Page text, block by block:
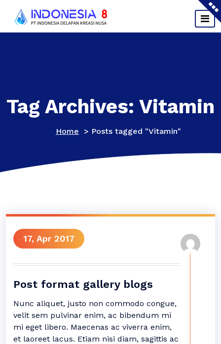
Tag Archives: Vitamin
Home > Posts tagged "Vitamin"
17, Apr 2017
Post format gallery blogs
Nunc aliquet, justo non commodo congue,
velit sem pulvinar enim, ac bibendum mi
mi eget libero. Maecenas ac viverra enim,
et laoreet lacus. Etiam nisi diam, sagittis ac